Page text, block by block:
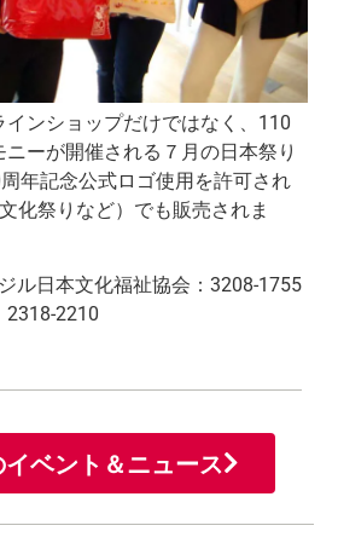
インショップだけではなく、110
ーが開催される７月の日本祭り
年記念公式ロゴ使用を許可され
化祭りなど）でも販売されま
ル日本文化福祉協会：3208-1755
2318-2210
ベント＆ニュース